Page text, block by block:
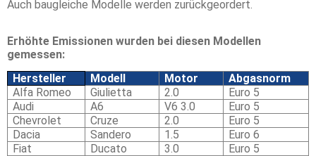
Auch baugleiche Modelle werden zurückgeordert.
Erhöhte Emissionen wurden bei diesen Modellen
gemessen:
Hersteller
Modell Motor
Abgasnorm
Alfa Romeo
Giulietta 2.0
Euro 5
Audi
A6 V6 3.0
Euro 5
Chevrolet
Cruze 2.0
Euro 5
Dacia
Sandero 1.5
Euro 6
Fiat
Ducato 3.0
Euro 5